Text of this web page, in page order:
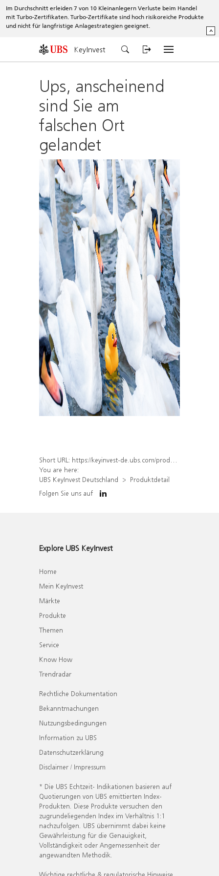
Im Durchschnitt erleiden 7 von 10 Kleinanlegern Verluste beim Handel
mit Turbo-Zertifikaten. Turbo-Zertifikate sind hoch risikoreiche Produkte
und nicht für langfristige Anlagestrategien geeignet.
^
KeyInvest
Ups, anscheinend
sind Sie am
falschen Ort
gelandet
Short URL: https://keyinvest-de.ubs.com/produkt/detail/index/isin/DE000WA8K039
You are here:
UBS KeyInvest Deutschland
Produktdetail
Folgen Sie uns auf
Explore UBS KeyInvest
Home
Mein KeyInvest
Märkte
Produkte
Themen
Service
Know How
Trendradar
Rechtliche Dokumentation
Bekanntmachungen
Nutzungsbedingungen
Information zu UBS
Datenschutzerklärung
Disclaimer / Impressum
* Die UBS Echtzeit- Indikationen basieren auf
Quotierungen von UBS emittierten Index-
Produkten. Diese Produkte versuchen den
zugrundeliegenden Index im Verhältnis 1:1
nachzufolgen. UBS übernimmt dabei keine
Gewährleistung für die Genauigkeit,
Vollständigkeit oder Angemessenheit der
angewandten Methodik.